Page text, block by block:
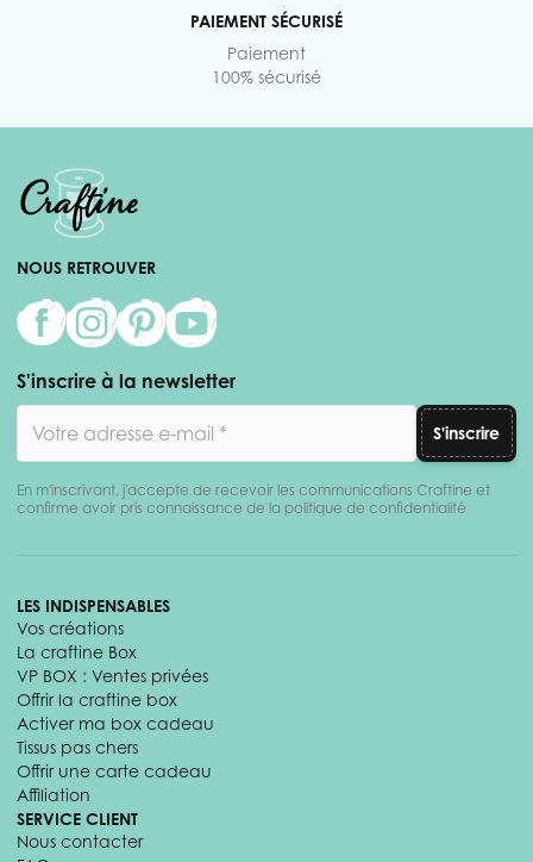
PAIEMENT SÉCURISÉ
Paiement
100% sécurisé
NOUS RETROUVER
S'inscrire à la newsletter
S'inscrire
En m'inscrivant, j'accepte de recevoir les communications Craftine et
confirme avoir pris connaissance de la politique de confidentialité
LES INDISPENSABLES
Vos créations
La craftine Box
VP BOX : Ventes privées
Offrir la craftine box
Activer ma box cadeau
Tissus pas chers
Offrir une carte cadeau
Affiliation
SERVICE CLIENT
Nous contacter